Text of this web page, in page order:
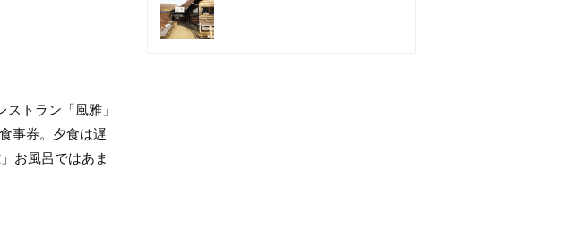
トラン「風雅」
事券。夕食は遅
お風呂ではあま